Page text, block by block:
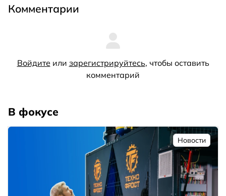
Комментарии
Войдите или зарегистрируйтесь, чтобы оставить
комментарий
В фокусе
Новости